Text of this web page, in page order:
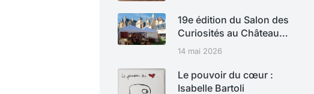
19e édition du Salon des
Curiosités au Château…
14 mai 2026
Le pouvoir du cœur :
Isabelle Bartoli